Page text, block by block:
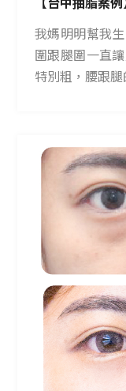
我媽明明幫我
圍跟腿圍一直
特別粗，腰跟